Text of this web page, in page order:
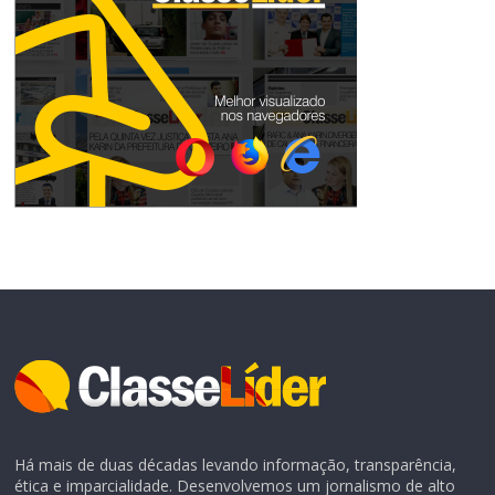
Há mais de duas décadas levando informação, transparência,
ética e imparcialidade. Desenvolvemos um jornalismo de alto